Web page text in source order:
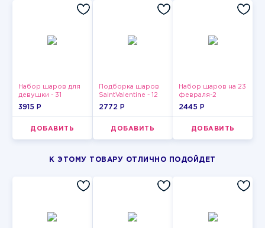
Набор шаров для
девушки - 31
3915 P
ДОБАВИТЬ
Подборка шаров
SaintValentine - 12
2772 P
ДОБАВИТЬ
Набор шаров на 23
февраля-2
2445 P
ДОБАВИТЬ
К ЭТОМУ ТОВАРУ ОТЛИЧНО ПОДОЙДЕТ